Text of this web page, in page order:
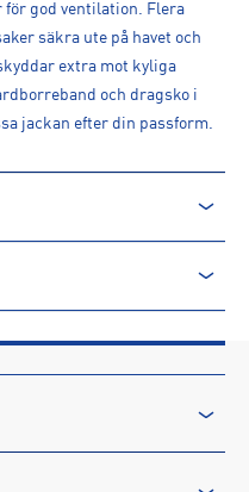
för god ventilation. Flera
säkra ute på havet och
extra mot kyliga
och dragsko i
jackan efter din passform.